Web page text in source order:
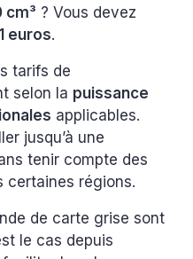
cm³ ? Vous devez
euros.
tarifs de
selon la puissance
applicables.
jusqu’à une
tenir compte des
certaines régions.
de carte grise sont
le cas depuis